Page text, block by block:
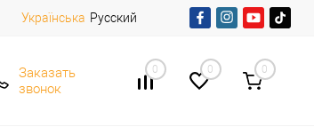
Українська Русский
Заказать
звонок
0 0 0